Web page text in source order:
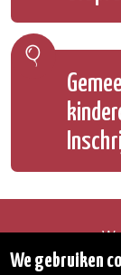
We gebruiken